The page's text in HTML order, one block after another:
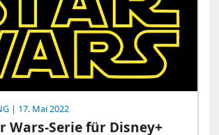
| 17. Mai 2022
Wars-Serie für Disney+